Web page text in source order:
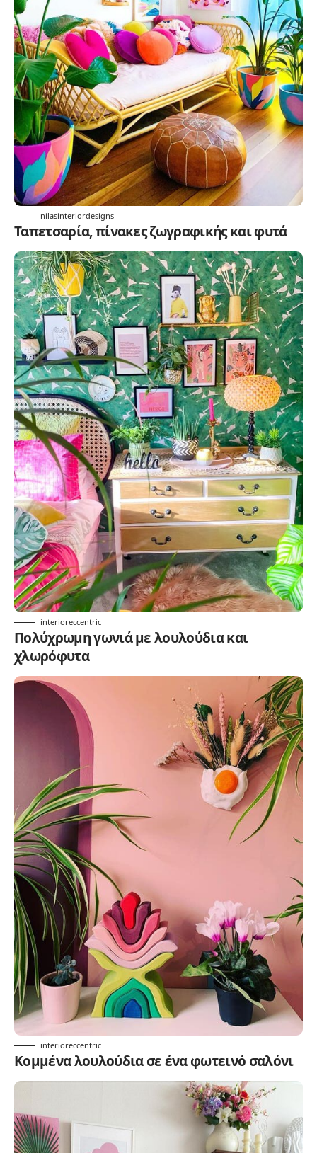
nilasinteriordesigns
Ταπετσαρία, πίνακες ζωγραφικής και φυτά
interioreccentric
Πολύχρωμη γωνιά με λουλούδια και
χλωρόφυτα
interioreccentric
Κομμένα λουλούδια σε ένα φωτεινό σαλόνι